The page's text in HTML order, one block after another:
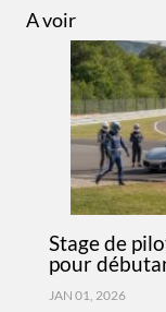
A voir
Stage de
pour
JAN 01, 2026